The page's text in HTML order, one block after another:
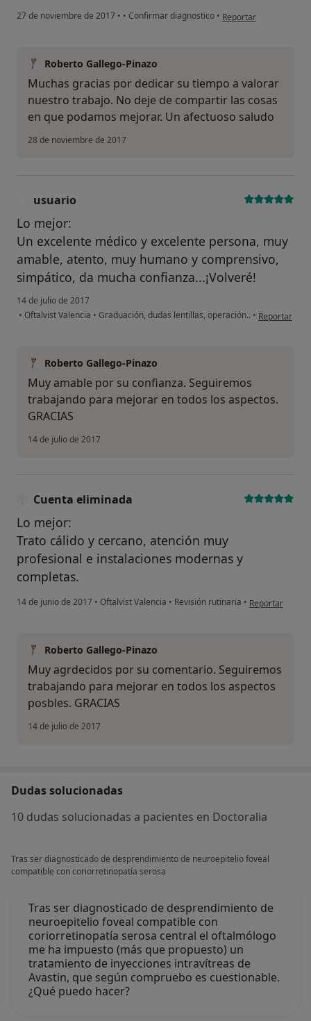
27 de noviembre de 2017 • • Confirmar diagnostico • en opinión del
Reportar
Roberto Gallego-Pinazo
Muchas gracias por dedicar su tiempo a valorar
nuestro trabajo. No deje de compartir las cosas
en que podamos mejorar. Un afectuoso saludo
28 de noviembre de 2017
usuario
Lo mejor:
Un excelente médico y excelente persona, muy
amable, atento, muy humano y comprensivo,
simpático, da mucha confianza...¡Volveré!
14 de julio de 2017
• Oftalvist Valencia • Graduación, dudas lentillas, operación.. • en opinión
Reportar
Roberto Gallego-Pinazo
Muy amable por su confianza. Seguiremos
trabajando para mejorar en todos los aspectos.
GRACIAS
14 de julio de 2017
Cuenta eliminada
Lo mejor:
Trato cálido y cercano, atención muy
profesional e instalaciones modernas y
completas.
14 de junio de 2017 • Oftalvist Valencia • Revisión rutinaria • en opinión del
Reportar
Roberto Gallego-Pinazo
Muy agrdecidos por su comentario. Seguiremos
trabajando para mejorar en todos los aspectos
posbles. GRACIAS
14 de julio de 2017
Dudas solucionadas
10 dudas solucionadas a pacientes en Doctoralia
Tras ser diagnosticado de desprendimiento de neuroepitelio foveal
compatible con coriorretinopatía serosa
Tras ser diagnosticado de desprendimiento de
neuroepitelio foveal compatible con
coriorretinopatía serosa central el oftalmólogo
me ha impuesto (más que propuesto) un
tratamiento de inyecciones intravítreas de
Avastin, que según compruebo es cuestionable.
¿Qué puedo hacer?